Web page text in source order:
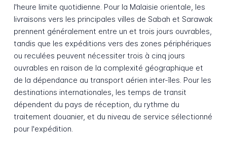
l'heure limite quotidienne. Pour la Malaisie orientale, les
livraisons vers les principales villes de Sabah et Sarawak
prennent généralement entre un et trois jours ouvrables,
tandis que les expéditions vers des zones périphériques
ou reculées peuvent nécessiter trois à cinq jours
ouvrables en raison de la complexité géographique et
de la dépendance au transport aérien inter-îles. Pour les
destinations internationales, les temps de transit
dépendent du pays de réception, du rythme du
traitement douanier, et du niveau de service sélectionné
pour l'expédition.